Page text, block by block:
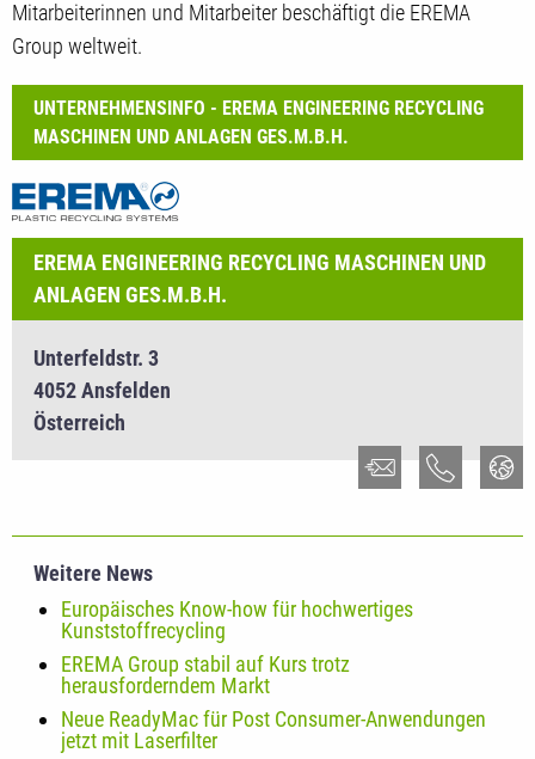
Mitarbeiterinnen und Mitarbeiter beschäftigt die EREMA
Group weltweit.
UNTERNEHMENSINFO - EREMA ENGINEERING RECYCLING
MASCHINEN UND ANLAGEN GES.M.B.H.
EREMA ENGINEERING RECYCLING MASCHINEN UND
ANLAGEN GES.M.B.H.
Unterfeldstr. 3
4052 Ansfelden
Österreich
Weitere News
Europäisches Know-how für hochwertiges
Kunststoffrecycling
EREMA Group stabil auf Kurs trotz
herausforderndem Markt
Neue ReadyMac für Post Consumer-Anwendungen
jetzt mit Laserfilter